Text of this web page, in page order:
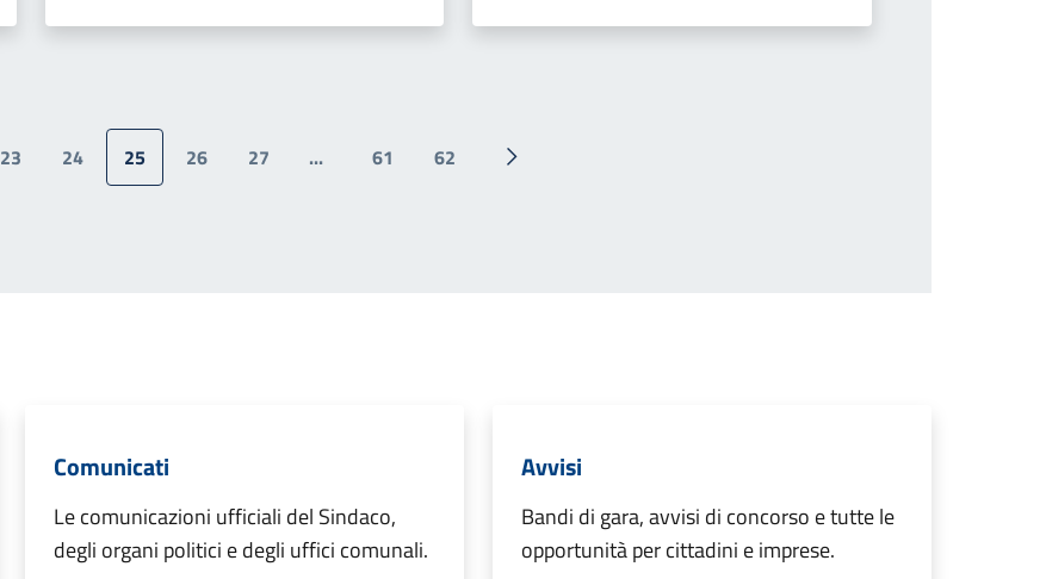
23 24 25 26 27 ... 61 62
Pagina successiva
Comunicati
Le comunicazioni ufficiali del Sindaco,
degli organi politici e degli uffici comunali.
Avvisi
Bandi di gara, avvisi di concorso e tutte le
opportunità per cittadini e imprese.